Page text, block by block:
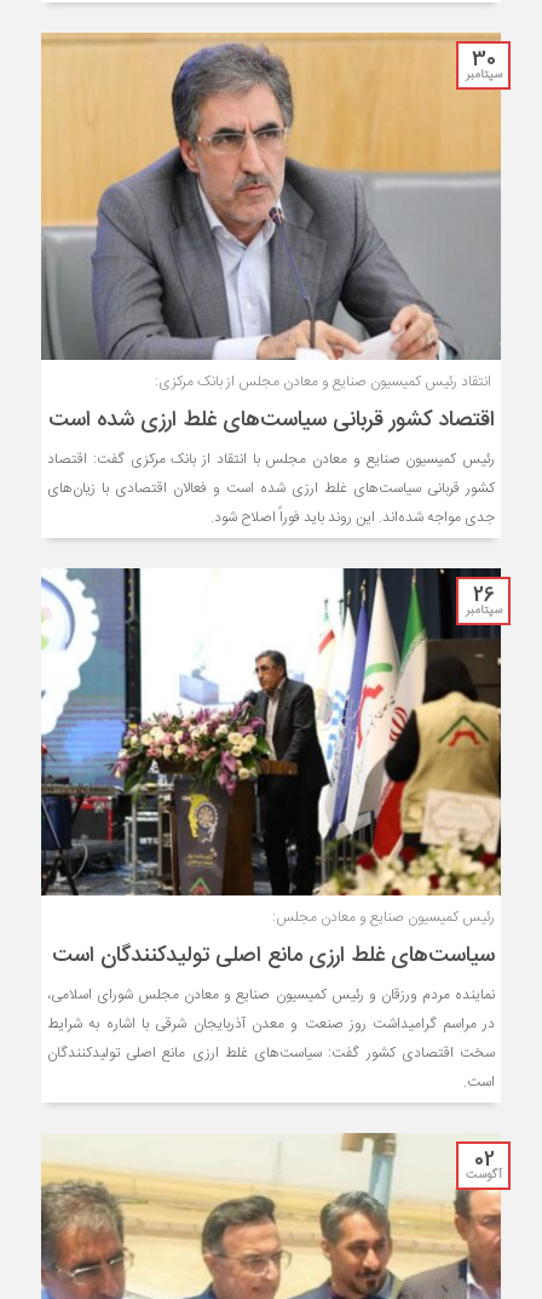
30
سپتامبر
‍ انتقاد رئیس کمیسیون صنایع و معادن مجلس از بانک مرکزی:
اقتصاد کشور قربانی سیاست‌های غلط ارزی شده است
رئیس کمیسیون صنایع و معادن مجلس با انتقاد از بانک مرکزی گفت: اقتصاد
کشور قربانی سیاست‌های غلط ارزی شده است و فعالان اقتصادی با زیان‌های
جدی مواجه شده‌اند. این روند باید فوراً اصلاح شود.
26
سپتامبر
رئیس کمیسیون صنایع و معادن مجلس:
سیاست‌های غلط ارزی مانع اصلی تولیدکنندگان است
نماینده مردم ورزقان و رئیس کمیسیون صنایع و معادن مجلس شورای اسلامی،
در مراسم گرامیداشت روز صنعت و معدن آذربایجان شرقی با اشاره به شرایط
سخت اقتصادی کشور گفت: سیاست‌های غلط ارزی مانع اصلی تولیدکنندگان
است.
02
آگوست